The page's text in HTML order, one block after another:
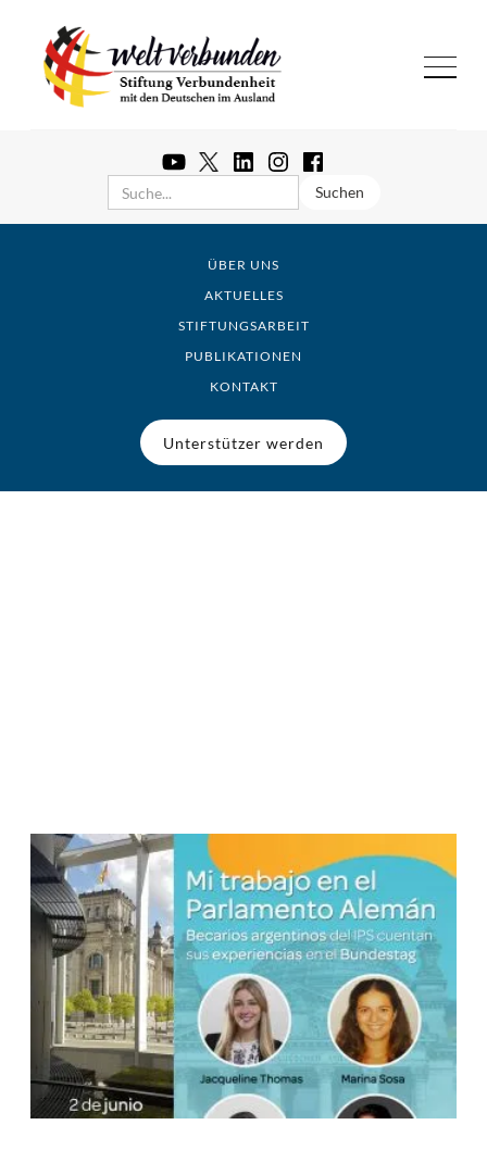
ÜBER UNS
AKTUELLES
STIFTUNGSARBEIT
PUBLIKATIONEN
KONTAKT
Unterstützer werden